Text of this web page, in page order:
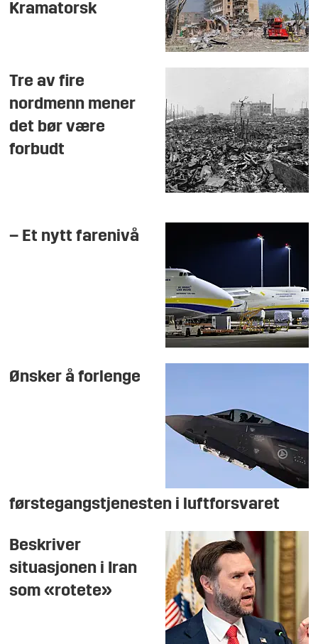
Kramatorsk
Tre av fire
nordmenn mener
det bør være
forbudt
– Et nytt farenivå
Ønsker å forlenge
førstegangstjenesten i luftforsvaret
Beskriver
situasjonen i Iran
som «rotete»